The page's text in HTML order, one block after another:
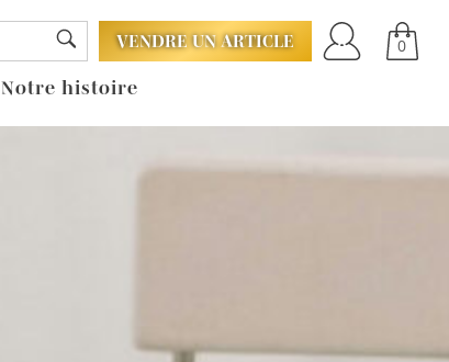
VENDRE UN ARTICLE
0
Notre histoire